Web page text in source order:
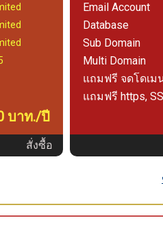
บาท./ปี
สั่งซื้อ
Email Account
Database
Sub Domain
Multi Domain
แถมฟรี จดโดเม
แถมฟรี https,